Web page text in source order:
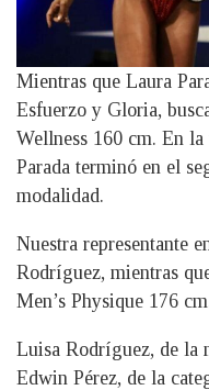
Mientras que Laura
Esfuerzo y Gloria,
Wellness 160 cm. En la
Parada terminó en el
modalidad.
Nuestra representante
Rodríguez, mientras
Men’s Physique 176
Luisa Rodríguez, de la
Edwin Pérez, de la